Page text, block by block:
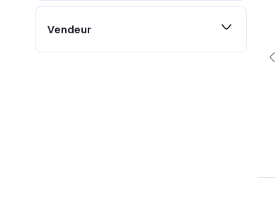
Vendeur